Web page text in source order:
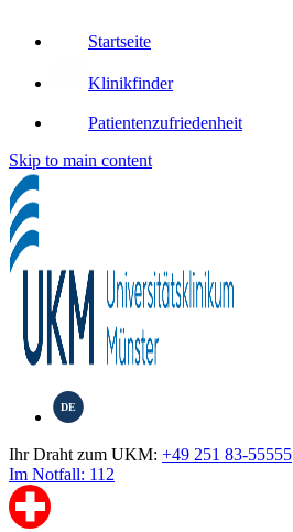
Startseite
Klinikfinder
Patientenzufriedenheit
Skip to main content
DE
Ihr Draht zum UKM: +49 251 83-55555
Im Notfall: 112